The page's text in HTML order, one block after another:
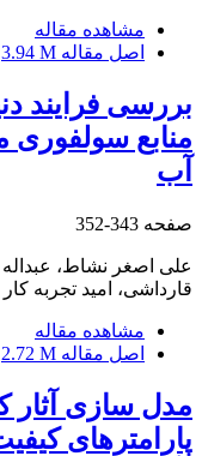
مشاهده مقاله
اصل مقاله 3.94 M
بررسی فرایند
منابع سولفوری
آب
صفحه 343-352
علی اصغر نشاط، عبداله
قارداشی، امید تجربه کار
مشاهده مقاله
اصل مقاله 2.72 M
مدل سازی آثار
پارامترهای